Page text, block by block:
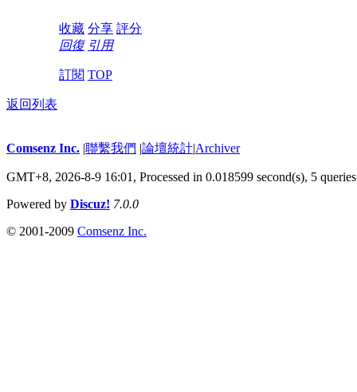
收藏 分享 評分
回復 引用
訂閱 TOP
返回列表
Comsenz Inc. |聯繫我們 |論壇統計|Archiver
GMT+8, 2026-8-9 16:01, Processed in 0.018599 second(s), 5 queries
Powered by Discuz! 7.0.0
© 2001-2009 Comsenz Inc.